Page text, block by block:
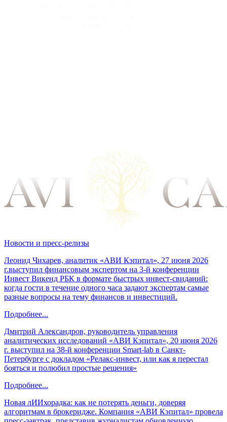
Новости и пресс-релизы
Леонид Чихарев, аналитик «АВИ Кэпитал», 27 июня 2026
г.выступил финансовым экспертом на 3-й конференции
Инвест Викенд РБК в формате быстрых инвест-свиданий:
когда гости в течение одного часа задают экспертам самые
разные вопросы на тему финансов и инвестиций.
Подробнее...
Дмитрий Александров, руководитель управления
аналитических исследований «АВИ Кэпитал», 20 июня 2026
г. выступил на 38-й конференции Smart-lab в Санкт-
Петербурге с докладом «Релакс-инвест, или как я перестал
бояться и полюбил простые решения»
Подробнее...
Новая лИИхорадка: как не потерять деньги, доверяя
алгоритмам в брокеридже. Компания «АВИ Кэпитал» провела